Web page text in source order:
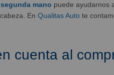
mano puede ayudarnos
En Qualitas Auto te
cuenta al